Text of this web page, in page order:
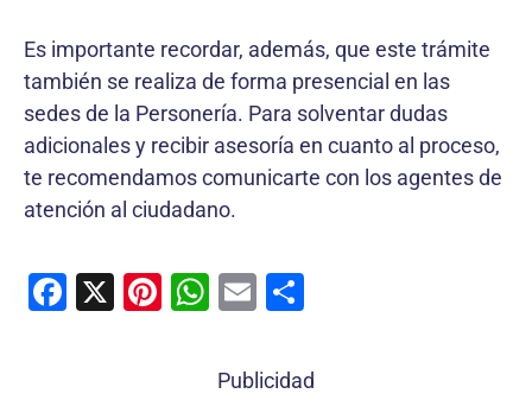
Es importante recordar, además, que este trámite
también se realiza de forma presencial en las
sedes de la Personería. Para solventar dudas
adicionales y recibir asesoría en cuanto al proceso,
te recomendamos comunicarte con los agentes de
atención al ciudadano.
F
X
Pi W
at
E
ai m
Publicidad